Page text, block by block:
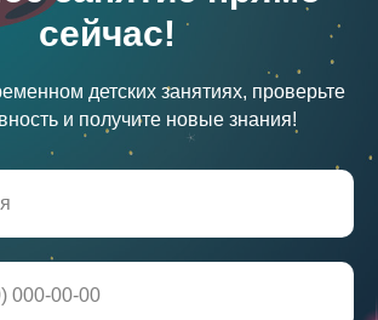
сейчас!
детских занятиях, проверьте
и получите новые знания!